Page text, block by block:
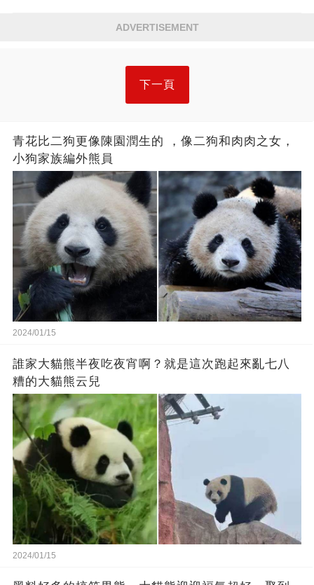
ADVERTISEMENT
下一頁
青花比二狗更像陳園潤生的 ​​，像二狗和肉肉之女，
小狗家族編外熊員
2024/01/15
誰家大貓熊半夜吃夜宵啊？就是這次跑起來亂七八
糟的大貓熊云兒
2024/01/15